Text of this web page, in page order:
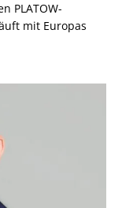
PLATOW-
mit Europas